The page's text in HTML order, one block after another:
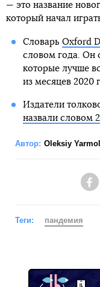
— это название
который начал
Словарь Oxford
словом года. Он
которые лучше
из месяцев 2020
Издатели
назвали словом
Автор: Oleksiy
Теги: пандемия